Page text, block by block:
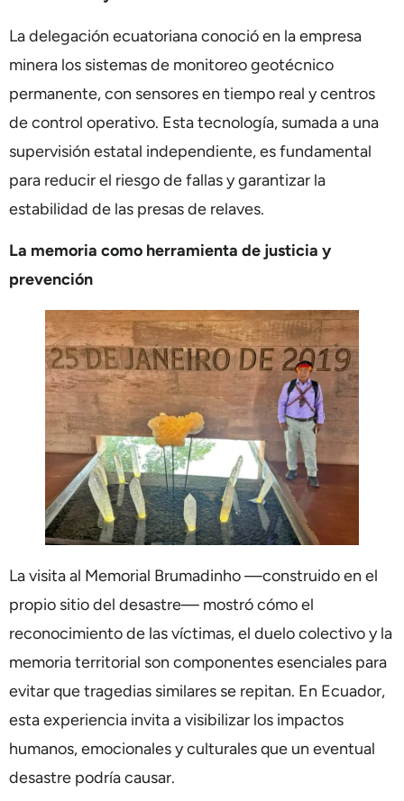
La delegación ecuatoriana conoció en la empresa
minera los sistemas de monitoreo geotécnico
permanente, con sensores en tiempo real y centros
de control operativo. Esta tecnología, sumada a una
supervisión estatal independiente, es fundamental
para reducir el riesgo de fallas y garantizar la
estabilidad de las presas de relaves.
La memoria como herramienta de justicia y
prevención
La visita al Memorial Brumadinho —construido en el
propio sitio del desastre— mostró cómo el
reconocimiento de las víctimas, el duelo colectivo y la
memoria territorial son componentes esenciales para
evitar que tragedias similares se repitan. En Ecuador,
esta experiencia invita a visibilizar los impactos
humanos, emocionales y culturales que un eventual
desastre podría causar.